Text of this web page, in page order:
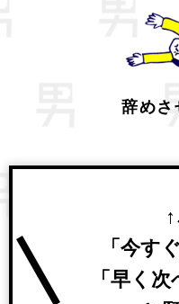
辞めさ
「今す
「早く